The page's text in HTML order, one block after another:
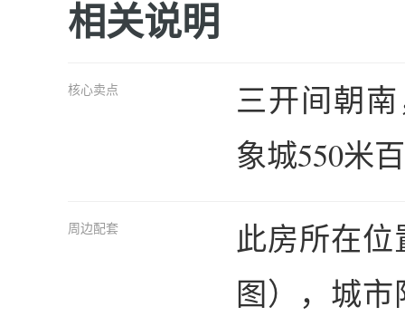
相关说明
核心卖点
三开间朝
象城550米
周边配套
此房所在位
图），城市